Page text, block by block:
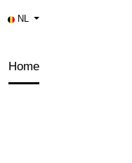
NL
Home